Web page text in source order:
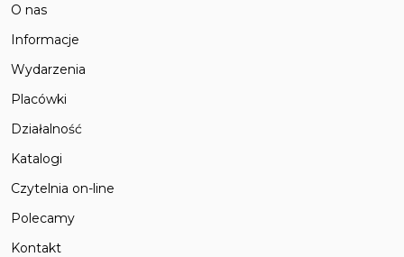
O nas
Informacje
Wydarzenia
Placówki
Działalność
Katalogi
Czytelnia on-line
Polecamy
Kontakt